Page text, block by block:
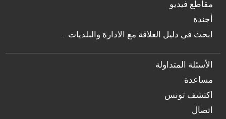
مقاطع فيديو
أجندة
… ابحث في دليل العلاقة مع الادارة والبلديات
الأسئلة المتداولة
مساعدة
اكتشف تونس
اتصال